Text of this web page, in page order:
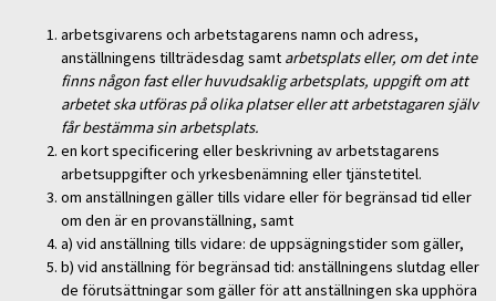
arbetsgivarens och arbetstagarens namn och adress,
anställningens tillträdesdag samt arbetsplats eller, om det inte
finns någon fast eller huvudsaklig arbetsplats, uppgift om att
arbetet ska utföras på olika platser eller att arbetstagaren själv
får bestämma sin arbetsplats.
en kort specificering eller beskrivning av arbetstagarens
arbetsuppgifter och yrkesbenämning eller tjänstetitel.
om anställningen gäller tills vidare eller för begränsad tid eller
om den är en provanställning, samt
a) vid anställning tills vidare: de uppsägningstider som gäller,
b) vid anställning för begränsad tid: anställningens slutdag eller
de förutsättningar som gäller för att anställningen ska upphöra